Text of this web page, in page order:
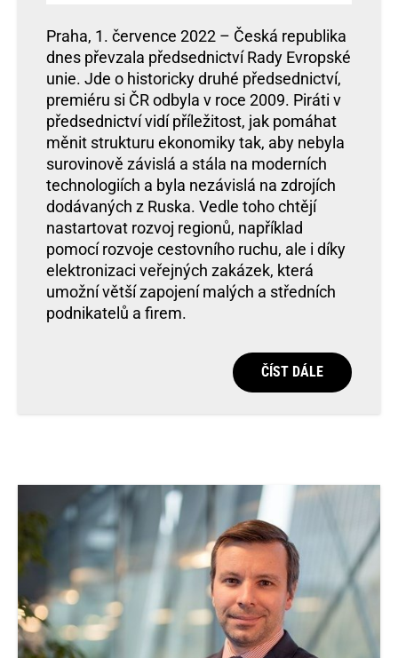
Praha, 1. července 2022 – Česká republika
dnes převzala předsednictví Rady Evropské
unie. Jde o historicky druhé předsednictví,
premiéru si ČR odbyla v roce 2009. Piráti v
předsednictví vidí příležitost, jak pomáhat
měnit strukturu ekonomiky tak, aby nebyla
surovinově závislá a stála na moderních
technologiích a byla nezávislá na zdrojích
dodávaných z Ruska. Vedle toho chtějí
nastartovat rozvoj regionů, například
pomocí rozvoje cestovního ruchu, ale i díky
elektronizaci veřejných zakázek, která
umožní větší zapojení malých a středních
podnikatelů a firem.
ČÍST DÁLE